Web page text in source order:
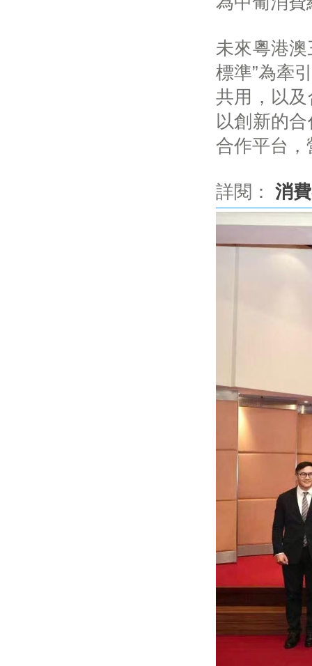
未來粵港澳
標準”為牽
共用，以
以創新的
合作平台
詳閱： 消